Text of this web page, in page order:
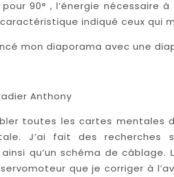
90° , l’énergie nécessaire
indiqué ceux qui
mon diaporama avec une
Anthony
toutes les cartes mentales
J’ai fait des recherches
qu’un schéma de
que je corriger à